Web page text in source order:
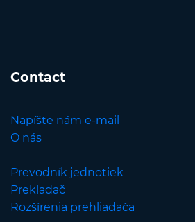
Contact
Napíšte nám e-mail
O nás
Prevodník jednotiek
Prekladač
Rozšírenia prehliadača